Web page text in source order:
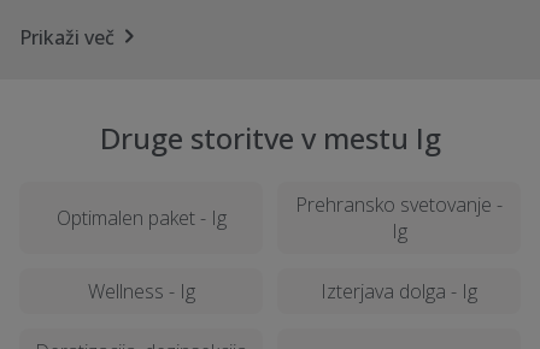
Prikaži več
Druge storitve v mestu Ig
Optimalen paket - Ig
Prehransko svetovanje -
Ig
Wellness - Ig Izterjava dolga - Ig